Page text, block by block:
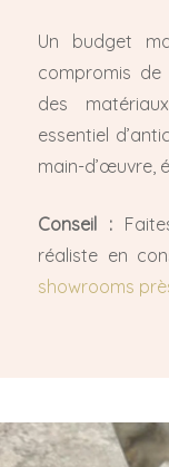
Un budget
compromis
des
essentiel
main-d’œuvre,
Conseil :
réaliste en
showrooms